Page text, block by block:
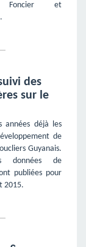
Foncier et
des
sur le
années déjà les
de
Guyanais.
données de
publiées pour
2015.